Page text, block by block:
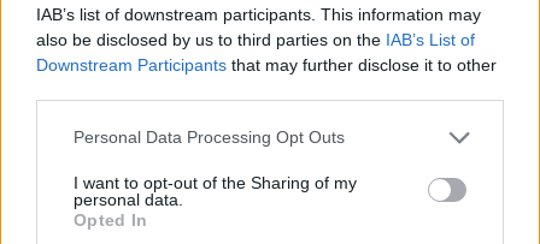
IAB’s list of downstream participants. This information may
also be disclosed by us to third parties on the IAB’s List of
Downstream Participants that may further disclose it to other
Please note that this website/app uses one or more Google
not limited to your visit or usage behaviour. You may click to
grant or deny consent to Google and its third-party tags to
use your data for below specified purposes in below Google
Personal Data Processing Opt Outs
I want to opt-out of the Sharing of my
personal data.
Opted In
Μιλεντίγεβιτς 2, Κουκάς 13 (4), Καρράς 6, Ράπτης 4,
Καραμπάτσος 6 (2), Αγραβάνης 4, Κομποδιέτας 12 (2),
Κυρίτσης 19 (1), Μολφέτας 3, Ρούμπιο 9
Καβάλα (Πενταζίδης): Ερεβμπενάζιε 17 (2), Κελαϊδής 16 (2),
Μάζουρτσακ 8, Σαββίδης, Ντιαλό 4, Πρεμέτης, Κυριακού 5
(1), Χρήσιμος, Γκέλιος 5 (1), Μούκας 3 (1), Σκλήβας 7
ΑΕΛ-ΜΑΧΗΤΕΣ ΔΟΞΑΣ ΠΕΥΚΩΝ 79-83 (71-71 κ.α.)